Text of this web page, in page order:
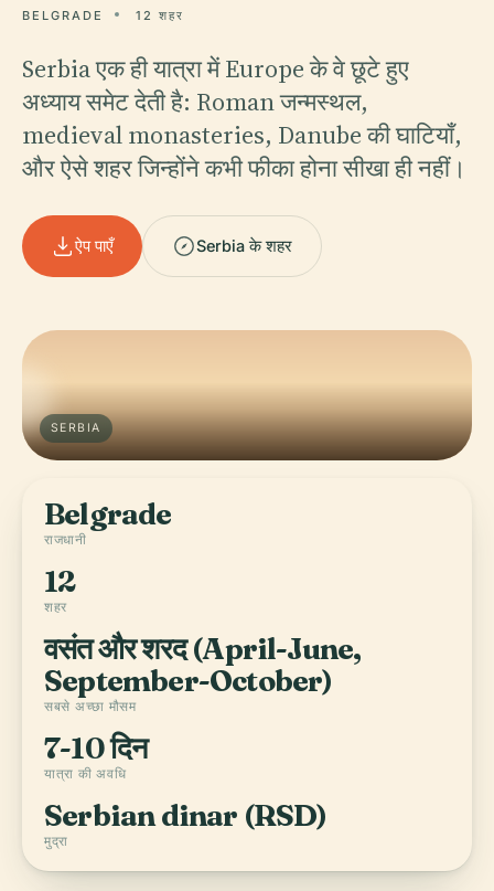
BELGRADE 12 शहर
Serbia एक ही यात्रा में Europe के वे छूटे हुए
अध्याय समेट देती है: Roman जन्मस्थल,
medieval monasteries, Danube की घाटियाँ,
और ऐसे शहर जिन्होंने कभी फीका होना सीखा ही नहीं।
ऐप पाएँ Serbia के शहर
SERBIA
Belgrade
राजधानी
12
शहर
वसंत और शरद (April-June,
September-October)
सबसे अच्छा मौसम
7-10 दिन
यात्रा की अवधि
Serbian dinar (RSD)
मुद्रा